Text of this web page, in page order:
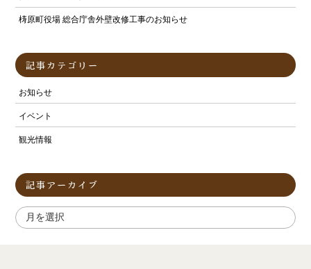
梼原町役場 総合庁舎外壁改修工事のお知らせ
記事カテゴリー
お知らせ
イベント
観光情報
記事アーカイブ
ア
ー